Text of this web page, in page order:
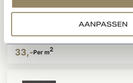
AANPASSEN
plak PVC vloer
33,-Per m2